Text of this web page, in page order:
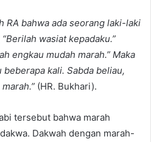
RA bahwa ada seorang laki-laki
wasiat kepadaku.”
engkau mudah marah.” Maka
kali. Sabda beliau,
(HR. Bukhari).
tersebut bahwa marah
Dakwah dengan marah-